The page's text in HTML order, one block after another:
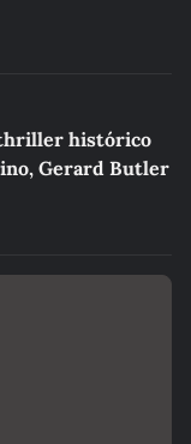
histórico
Gerard Butler